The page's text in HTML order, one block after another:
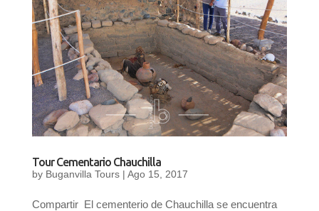
Tour Cementario Chauchilla
by Buganvilla Tours| Ago 15, 2017
Compartir El cementerio de Chauchilla se encuentra